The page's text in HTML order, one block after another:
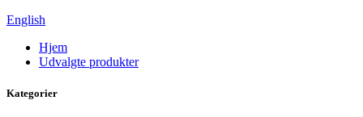
English
Hjem
Udvalgte produkter
Kategorier